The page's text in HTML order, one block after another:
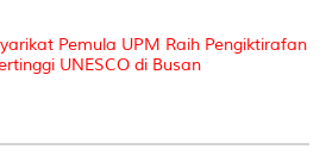
Pemula UPM Raih Pengiktirafan
UNESCO di Busan